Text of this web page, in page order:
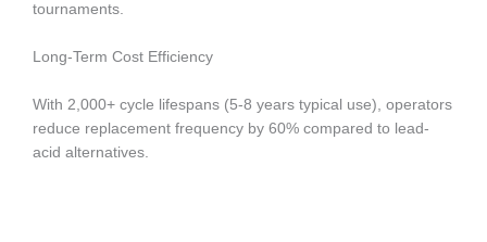
tournaments.
Long-Term Cost Efficiency
With 2,000+ cycle lifespans (5-8 years typical use), operators
reduce replacement frequency by 60% compared to lead-
acid alternatives.